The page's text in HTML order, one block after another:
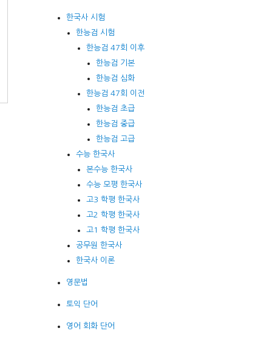
한국사 시험
한능검 시험
한능검 47회 이후
한능검 기본
한능검 심화
한능검 47회 이전
한능검 초급
한능검 중급
한능검 고급
수능 한국사
본수능 한국사
수능 모평 한국사
고3 학평 한국사
고2 학평 한국사
고1 학평 한국사
공무원 한국사
한국사 이론
영문법
토익 단어
영어 회화 단어